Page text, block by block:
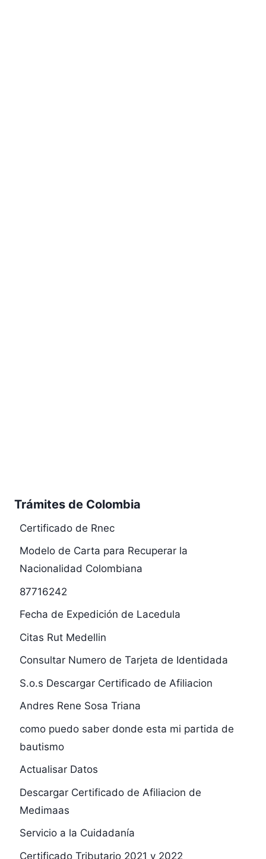
Trámites de Colombia
Certificado de Rnec
Modelo de Carta para Recuperar la
Nacionalidad Colombiana
87716242
Fecha de Expedición de Lacedula
Citas Rut Medellin
Consultar Numero de Tarjeta de Identidada
S.o.s Descargar Certificado de Afiliacion
Andres Rene Sosa Triana
como puedo saber donde esta mi partida de
bautismo
Actualisar Datos
Descargar Certificado de Afiliacion de
Medimaas
Servicio a la Cuidadanía
Certificado Tributario 2021 y 2022